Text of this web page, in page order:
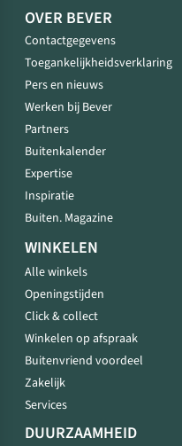
OVER BEVER
Contactgegevens
Toegankelijkheidsverklaring
Pers en nieuws
Werken bij Bever
Partners
Buitenkalender
Expertise
Inspiratie
Buiten. Magazine
WINKELEN
Alle winkels
Openingstijden
Click & collect
Winkelen op afspraak
Buitenvriend voordeel
Zakelijk
Services
DUURZAAMHEID